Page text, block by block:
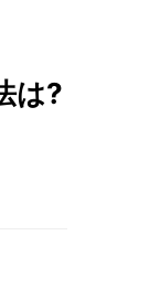
は?